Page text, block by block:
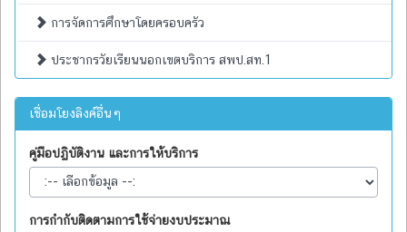
การจัดการศึกษาโดยครอบครัว
ประชากรวัยเรียนนอกเขตบริการ สพป.สท.1
เชื่อมโยงลิงค์อื่นๆ
คู่มือปฏิบัติงาน และการให้บริการ
การกำกับติดตามการใช้จ่ายงบประมาณ